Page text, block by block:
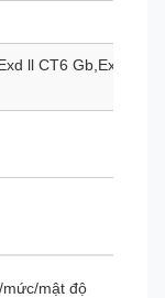
ll CT6 Gb,ExtD
mật độ